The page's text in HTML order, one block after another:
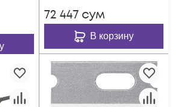
72 447 сум
В корзину